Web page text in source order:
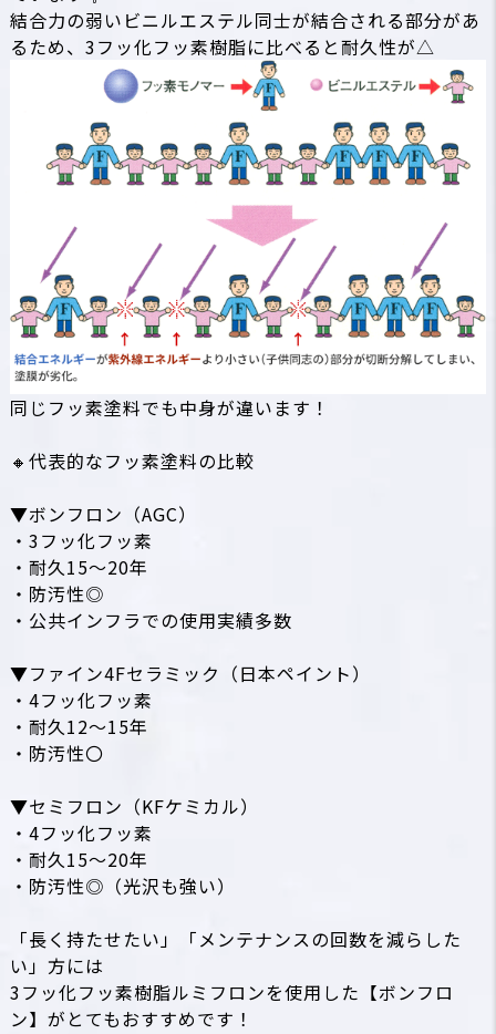
結合力の弱いビニルエステル同士が結合される部分があ
るため、3フッ化フッ素樹脂に比べると耐久性が△
同じフッ素塗料でも中身が違います！
🔸代表的なフッ素塗料の比較
▼ボンフロン（AGC）
・3フッ化フッ素
・耐久15～20年
・防汚性◎
・公共インフラでの使用実績多数
▼ファイン4Fセラミック（日本ペイント）
・4フッ化フッ素
・耐久12～15年
・防汚性〇
▼セミフロン（KFケミカル）
・4フッ化フッ素
・耐久15～20年
・防汚性◎（光沢も強い）
「長く持たせたい」「メンテナンスの回数を減らした
い」方には
3フッ化フッ素樹脂ルミフロンを使用した【ボンフロ
ン】がとてもおすすめです！